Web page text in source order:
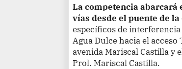
La competencia
vías desde el puente de
específicos de
Agua Dulce hacia el
avenida Mariscal Castilla y
Prol. Mariscal Castilla.